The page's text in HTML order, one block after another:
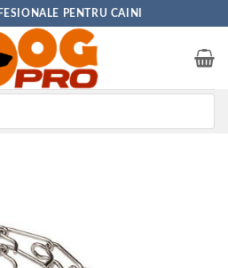
PENTRU CAINI